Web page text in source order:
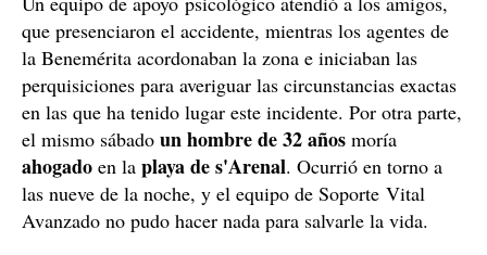
que presenciaron el accidente, mientras los agentes de
la Benemérita acordonaban la zona e iniciaban las
perquisiciones para averiguar las circunstancias exactas
en las que ha tenido lugar este incidente. Por otra parte,
el mismo sábado un hombre de 32 años moría
ahogado en la playa de s'Arenal. Ocurrió en torno a
las nueve de la noche, y el equipo de Soporte Vital
Avanzado no pudo hacer nada para salvarle la vida.